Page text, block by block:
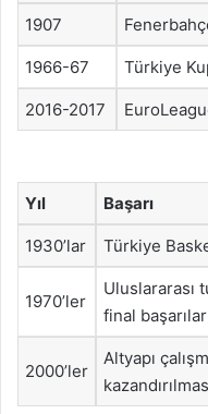
1907
1966-67 Türkiye
2016-2017
Yıl Başarı
1930’lar Türkiye
1970’ler
Uluslararası
final
2000’ler
Altyapı